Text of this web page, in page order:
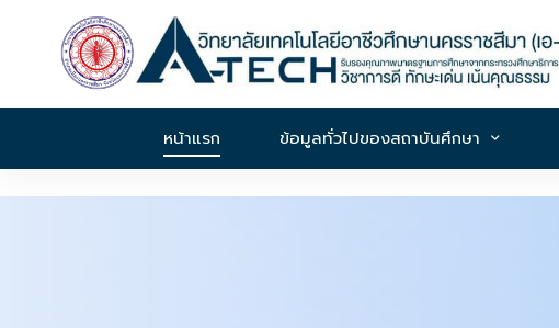
หน้าแรก ข้อมูลทั่วไปของสถาบันศึกษา